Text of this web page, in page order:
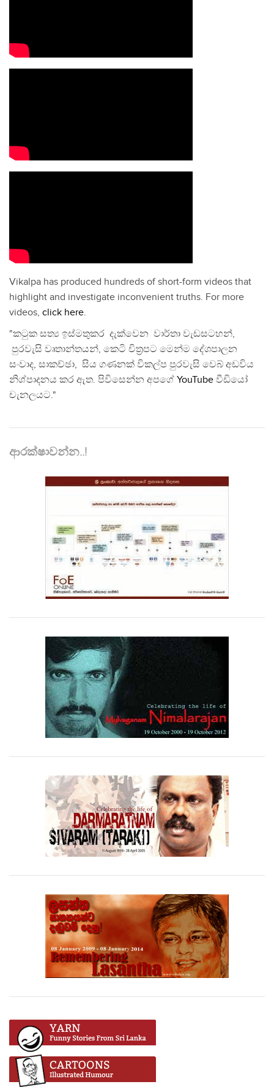
Vikalpa has produced hundreds of short-form videos that
highlight and investigate inconvenient truths. For more
videos, click here.
"කටුක සත්‍ය ඉස්මතුකර දැක්වෙන වාර්තා වැඩසටහන්,
පුරවැසි වෘතාන්තයන්, කෙටි චිත්‍රපට මෙන්ම දේශපාලන
සංවාද, සාකච්ඡා, සිය ගණනක් විකල්ප පුරවැසි වෙබ් අඩවිය
නිශ්පාදනය කර ඇත. පිවිසෙන්න අපගේ YouTube වීඩියෝ
චැනලයට."
ආරක්ෂාවන්න..!